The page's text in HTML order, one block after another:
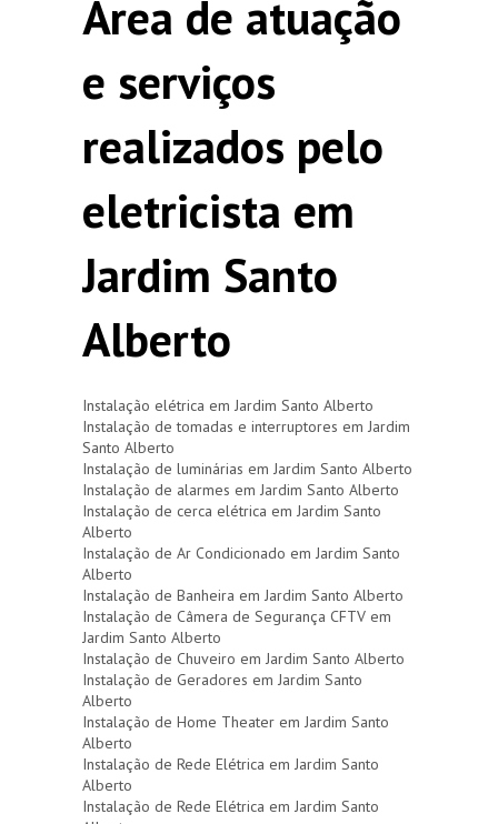
Área de atuação
e serviços
realizados pelo
eletricista em
Jardim Santo
Alberto
Instalação elétrica em Jardim Santo Alberto
Instalação de tomadas e interruptores em Jardim
Santo Alberto
Instalação de luminárias em Jardim Santo Alberto
Instalação de alarmes em Jardim Santo Alberto
Instalação de cerca elétrica em Jardim Santo
Alberto
Instalação de Ar Condicionado em Jardim Santo
Alberto
Instalação de Banheira em Jardim Santo Alberto
Instalação de Câmera de Segurança CFTV em
Jardim Santo Alberto
Instalação de Chuveiro em Jardim Santo Alberto
Instalação de Geradores em Jardim Santo
Alberto
Instalação de Home Theater em Jardim Santo
Alberto
Instalação de Rede Elétrica em Jardim Santo
Alberto
Instalação de Rede Elétrica em Jardim Santo